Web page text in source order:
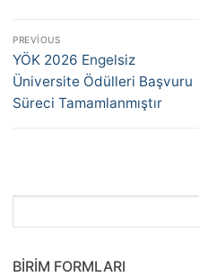
Yazı
gezinmesi
PREVIOUS
Previous
post:
YÖK 2026 Engelsiz
Üniversite Ödülleri Başvuru
Süreci Tamamlanmıştır
BIRIM FORMLARI